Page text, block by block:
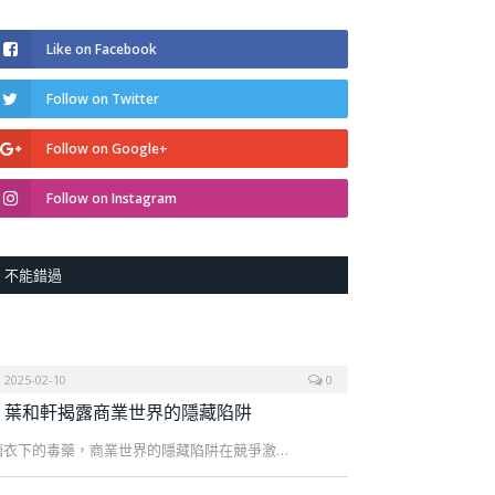
Like on Facebook
Follow on Twitter
Follow on Google+
Follow on Instagram
不能錯過
2025-02-10 0
葉和軒揭露商業世界的隱藏陷阱
衣下的毒藥，商業世界的隱藏陷阱在競爭激…